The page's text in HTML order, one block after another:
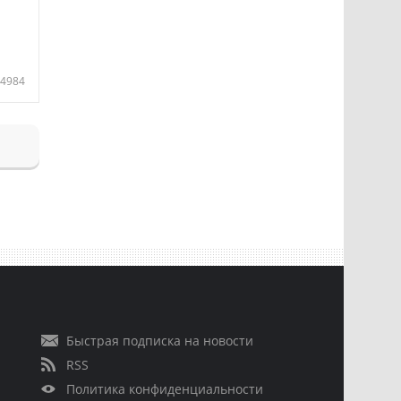
4984
Быстрая подписка на новости
RSS
Политика конфиденциальности